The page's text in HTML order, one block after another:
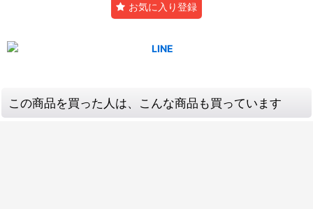
お気に入り登録
この商品を買った人は、こんな商品も買っています